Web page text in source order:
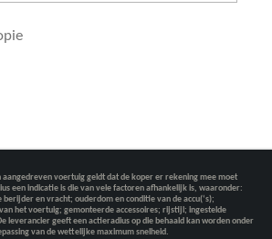
aangedreven voertuig geldt dat de koper er rekening mee moet
een indicatie is die van vele factoren afhankelijk is, waaronder:
en vracht; ouderdom en conditie van de accu(‘s);
het voertuig; gemonteerde accessoires; rijstijl; ingestelde
leverancier geeft een actieradius op die behaald kan worden onder
van de wettelijke maximum snelheid.